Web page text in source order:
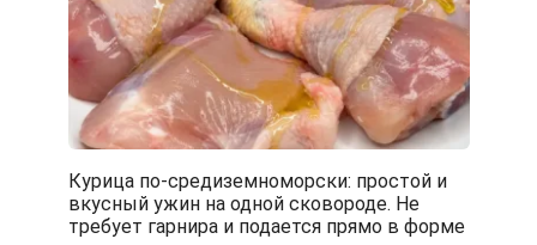
Курица по-средиземноморски: простой и
вкусный ужин на одной сковороде. Не
требует гарнира и подается прямо в форме